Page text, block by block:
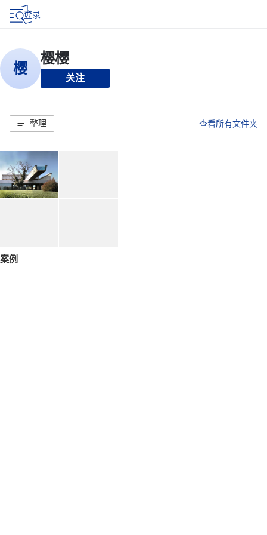
登录
关注
整理 查看所有文件夹
案例